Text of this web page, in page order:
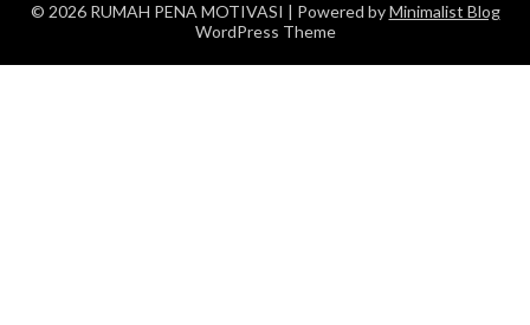
© 2026 RUMAH PENA MOTIVASI | Powered byMinimalist Blog
WordPress Theme